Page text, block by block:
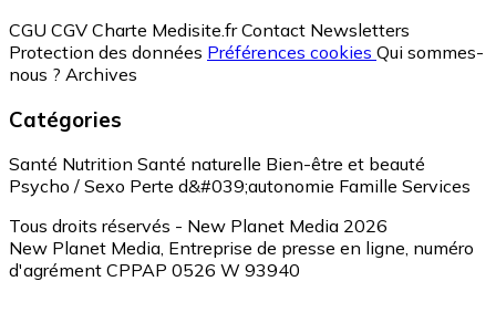
CGU CGV Charte Medisite.fr Contact Newsletters
Protection des données Préférences cookies Qui sommes-
nous ? Archives
Catégories
Santé Nutrition Santé naturelle Bien-être et beauté
Psycho / Sexo Perte d&#039;autonomie Famille Services
Tous droits réservés - New Planet Media 2026
New Planet Media, Entreprise de presse en ligne, numéro
d'agrément CPPAP 0526 W 93940